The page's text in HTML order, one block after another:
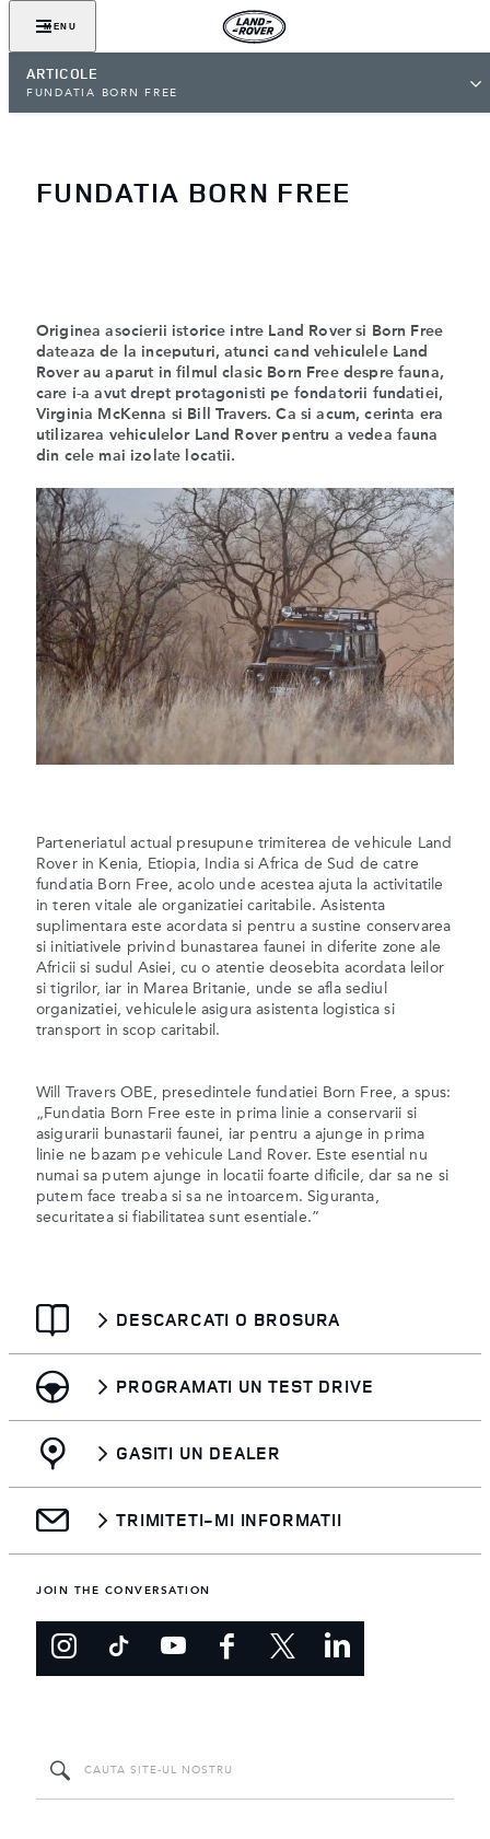
MENU
ARTICOLE
FUNDATIA BORN FREE
FUNDATIA BORN FREE
Originea asocierii istorice intre Land Rover si Born Free
dateaza de la inceputuri, atunci cand vehiculele Land
Rover au aparut in filmul clasic Born Free despre fauna,
care i-a avut drept protagonisti pe fondatorii fundatiei,
Virginia McKenna si Bill Travers. Ca si acum, cerinta era
utilizarea vehiculelor Land Rover pentru a vedea fauna
din cele mai izolate locatii.
Parteneriatul actual presupune trimiterea de vehicule Land
Rover in Kenia, Etiopia, India si Africa de Sud de catre
fundatia Born Free, acolo unde acestea ajuta la activitatile
in teren vitale ale organizatiei caritabile. Asistenta
suplimentara este acordata si pentru a sustine conservarea
si initiativele privind bunastarea faunei in diferite zone ale
Africii si sudul Asiei, cu o atentie deosebita acordata leilor
si tigrilor, iar in Marea Britanie, unde se afla sediul
organizatiei, vehiculele asigura asistenta logistica si
transport in scop caritabil.
Will Travers OBE, presedintele fundatiei Born Free, a spus:
„Fundatia Born Free este in prima linie a conservarii si
asigurarii bunastarii faunei, iar pentru a ajunge in prima
linie ne bazam pe vehicule Land Rover. Este esential nu
numai sa putem ajunge in locatii foarte dificile, dar sa ne si
putem face treaba si sa ne intoarcem. Siguranta,
securitatea si fiabilitatea sunt esentiale.”
DESCARCATI O BROSURA
PROGRAMATI UN TEST DRIVE
GASITI UN DEALER
TRIMITETI-MI INFORMATII
JOIN THE CONVERSATION